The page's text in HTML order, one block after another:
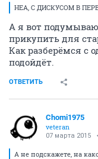
НЕА, С ДИСКУСОМ В
А я вот
прикупить для
Как разберёмся с
подойдёт.
ОТВЕТИТЬ
Chomi1975
veteran
07 марта 2015
А не подскажете, на